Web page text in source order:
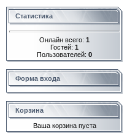
Статистика
Онлайн всего: 1
Гостей: 1
Пользователей: 0
Форма входа
Корзина
Ваша корзина пуста